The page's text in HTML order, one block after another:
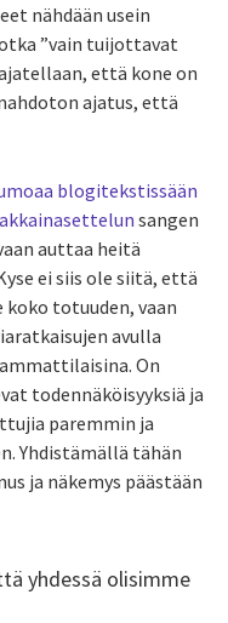
nähdään usein
”vain tuijottavat
että kone on
ajatus, että
blogitekstissään
sangen
auttaa heitä
ei siis ole siitä, että
totuuden, vaan
avulla
On
todennäköisyyksiä ja
paremmin ja
Yhdistämällä tähän
ja näkemys päästään
yhdessä olisimme